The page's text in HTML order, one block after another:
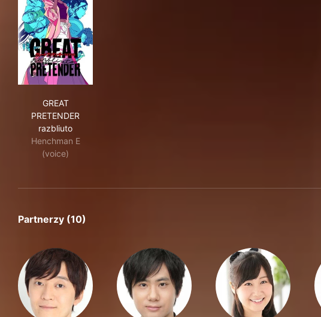
GREAT
PRETENDER
razbliuto
Henchman E
(voice)
Partnerzy (10)